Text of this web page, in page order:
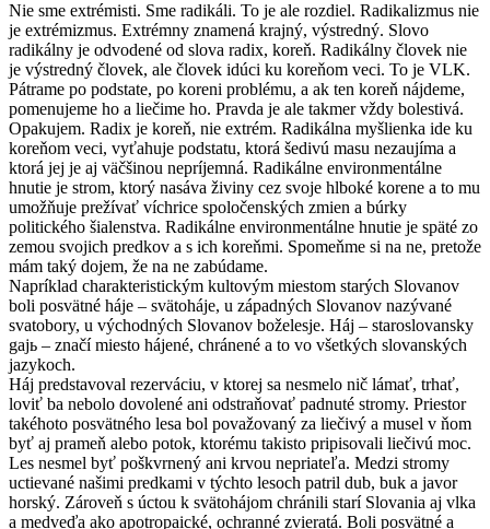
Nie sme extrémisti. Sme radikáli. To je ale rozdiel. Radikalizmus nie
je extrémizmus. Extrémny znamená krajný, výstredný. Slovo
radikálny je odvodené od slova radix, koreň. Radikálny človek nie
je výstredný človek, ale človek idúci ku koreňom veci. To je VLK.
Pátrame po podstate, po koreni problému, a ak ten koreň nájdeme,
pomenujeme ho a liečime ho. Pravda je ale takmer vždy bolestivá.
Opakujem. Radix je koreň, nie extrém. Radikálna myšlienka ide ku
koreňom veci, vyťahuje podstatu, ktorá šedivú masu nezaujíma a
ktorá jej je aj väčšinou nepríjemná. Radikálne environmentálne
hnutie je strom, ktorý nasáva živiny cez svoje hlboké korene a to mu
umožňuje prežívať víchrice spoločenských zmien a búrky
politického šialenstva. Radikálne environmentálne hnutie je späté zo
zemou svojich predkov a s ich koreňmi. Spomeňme si na ne, pretože
mám taký dojem, že na ne zabúdame.
Napríklad charakteristickým kultovým miestom starých Slovanov
boli posvätné háje – svätoháje, u západných Slovanov nazývané
svatobory, u východných Slovanov boželesje. Háj – staroslovansky
gajь – značí miesto hájené, chránené a to vo všetkých slovanských
jazykoch.
Háj predstavoval rezerváciu, v ktorej sa nesmelo nič lámať, trhať,
loviť ba nebolo dovolené ani odstraňovať padnuté stromy. Priestor
takéhoto posvätného lesa bol považovaný za liečivý a musel v ňom
byť aj prameň alebo potok, ktorému takisto pripisovali liečivú moc.
Les nesmel byť poškvrnený ani krvou nepriateľa. Medzi stromy
uctievané našimi predkami v týchto lesoch patril dub, buk a javor
horský. Zároveň s úctou k svätohájom chránili starí Slovania aj vlka
a medveďa ako apotropaické, ochranné zvieratá. Boli posvätné a